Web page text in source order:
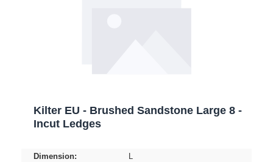
Kilter EU - Brushed Sandstone Large 8 -
Incut Ledges
Dimension:
L